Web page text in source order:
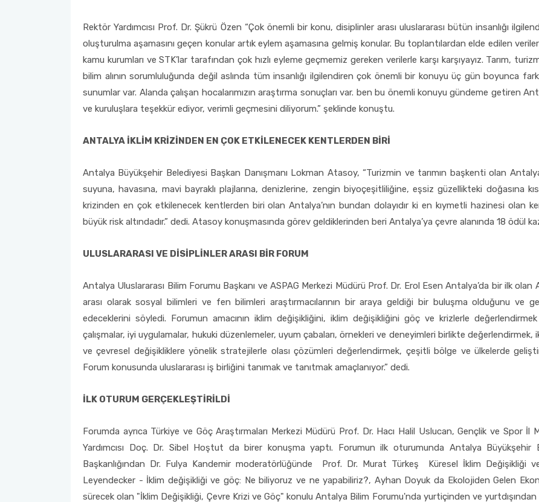
Rektör Yardımcısı Prof. Dr. Şükrü Özen “Çok önemli bir konu, disiplinler arası uluslararası bütün insanlığı
oluşturulma aşamasını geçen konular artık eylem aşamasına gelmiş konular. Bu toplantılardan elde edilen
kamu kurumları ve STK’lar tarafından çok hızlı eyleme geçmemiz gereken verilerle karşı karşıyayız. Tarım,
bilim alının sorumluluğunda değil aslında tüm insanlığı ilgilendiren çok önemli bir konuyu üç gün boyunca
sunumlar var. Alanda çalışan hocalarımızın araştırma sonuçları var. ben bu önemli konuyu gündeme getiren
ve kuruluşlara teşekkür ediyor, verimli geçmesini diliyorum.” şeklinde konuştu.
ANTALYA İKLİM KRİZİNDEN EN ÇOK ETKİLENECEK KENTLERDEN BİRİ
Antalya Büyükşehir Belediyesi Başkan Danışmanı Lokman Atasoy, “Turizmin ve tarımın başkenti olan
suyuna, havasına, mavi bayraklı plajlarına, denizlerine, zengin biyoçeşitliliğine, eşsiz güzellikteki doğasına
krizinden en çok etkilenecek kentlerden biri olan Antalya’nın bundan dolayıdır ki en kıymetli hazinesi olan
büyük risk altındadır.” dedi. Atasoy konuşmasında görev geldiklerinden beri Antalya’ya çevre alanında 18 ödül
ULUSLARARASI VE DİSİPLİNLER ARASI BİR FORUM
Antalya Uluslararası Bilim Forumu Başkanı ve ASPAG Merkezi Müdürü Prof. Dr. Erol Esen Antalya’da bir ilk
arası olarak sosyal bilimleri ve fen bilimleri araştırmacılarının bir araya geldiği bir buluşma olduğunu ve
edeceklerini söyledi. Forumun amacının iklim değişikliğini, iklim değişikliğini göç ve krizlerle
çalışmalar, iyi uygulamalar, hukuki düzenlemeler, uyum çabaları, örnekleri ve deneyimleri birlikte
ve çevresel değişikliklere yönelik stratejilerle olası çözümleri değerlendirmek, çeşitli bölge ve ülkelerde
Forum konusunda uluslararası iş birliğini tanımak ve tanıtmak amaçlanıyor.” dedi.
İLK OTURUM GERÇEKLEŞTİRİLDİ
Forumda ayrıca Türkiye ve Göç Araştırmaları Merkezi Müdürü Prof. Dr. Hacı Halil Uslucan, Gençlik ve Spor
Yardımcısı Doç. Dr. Sibel Hoştut da birer konuşma yaptı. Forumun ilk oturumunda Antalya Büyükşehir
Başkanlığından Dr. Fulya Kandemir moderatörlüğünde Prof. Dr. Murat Türkeş Küresel İklim Değişikliği
Leyendecker - İklim değişikliği ve göç: Ne biliyoruz ve ne yapabiliriz?, Ayhan Doyuk da Ekolojiden Gelen
sürecek olan "İklim Değişikliği, Çevre Krizi ve Göç" konulu Antalya Bilim Forumu'nda yurtiçinden ve